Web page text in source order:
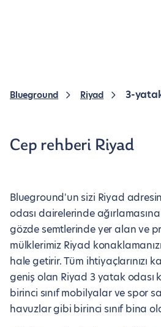
Blueground Riyad 3-
Cep rehberi Riyad
Blueground'un sizi Riyad
odası dairelerinde
gözde semtlerinde yer alan ve
mülklerimiz Riyad
hale getirir. Tüm ihtiyaçlarınızı
geniş olan Riyad 3 yatak odası
birinci sınıf mobilyalar ve spor
havuzlar gibi birinci sınıf bina